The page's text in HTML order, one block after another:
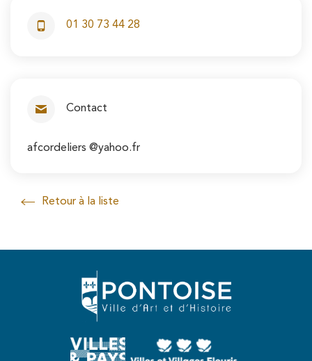
Nous téléphoner au
01 30 73 44 28
Contact
afcordeliers @yahoo.fr
Retour à la liste
Retour à la liste